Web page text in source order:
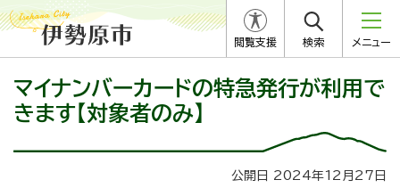
閲覧支援 検索 メニュー
マイナンバーカードの特急発行が利用で
きます【対象者のみ】
公開日 2024年12月27日